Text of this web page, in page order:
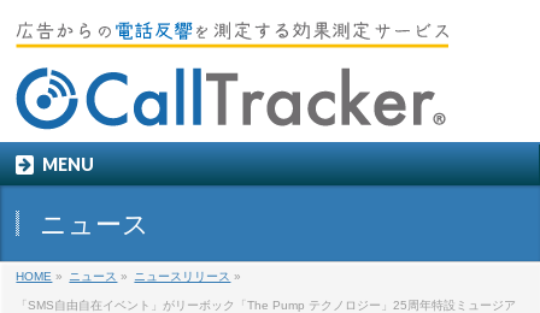
MENU
ニュース
HOME » ニュース » ニュースリリース »
「SMS自由自在イベント」がリーボック「The Pump テクノロジー」25周年特設ミュージア